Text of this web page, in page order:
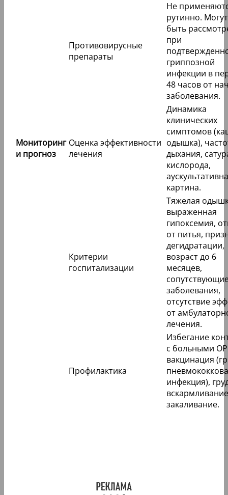
Противовирусные
препараты
Не
рутинно. Могут
быть
при
гриппозной
инфекции в
48 часов от
заболевания.
Мониторинг
и прогноз
Оценка эффективности
лечения
Динамика
клинических
симптомов
одышка),
дыхания,
кислорода,
картина.
Критерии
госпитализации
Тяжелая
выраженная
гипоксемия,
от питья,
дегидратации,
возраст до 6
месяцев,
заболевания,
отсутствие
от
лечения.
Профилактика
Избегание
с больными
вакцинация
инфекция),
закаливание.